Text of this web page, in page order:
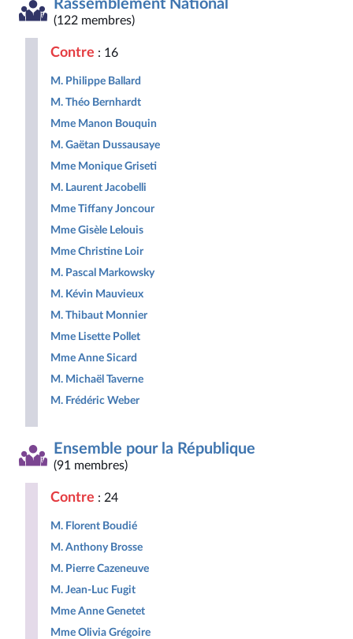
Nouveau
Front
Démocrate
Républicaine
des
non
Rassemblement National
(122 membres)
Contre : 16
M. Philippe Ballard
M. Théo Bernhardt
Mme Manon Bouquin
M. Gaëtan Dussausaye
Mme Monique Griseti
M. Laurent Jacobelli
Mme Tiffany Joncour
Mme Gisèle Lelouis
Mme Christine Loir
M. Pascal Markowsky
M. Kévin Mauvieux
M. Thibaut Monnier
Mme Lisette Pollet
Mme Anne Sicard
M. Michaël Taverne
M. Frédéric Weber
Ensemble pour la République
(91 membres)
Contre : 24
M. Florent Boudié
M. Anthony Brosse
M. Pierre Cazeneuve
M. Jean-Luc Fugit
Mme Anne Genetet
Mme Olivia Grégoire